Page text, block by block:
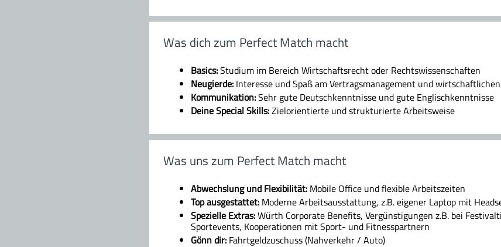
Was dich zum Perfect Match macht
Basics:Studium im Bereich Wirtschaftsrecht oder Rechtswissenschaften
Neugierde: Interesse und Spaß am Vertragsmanagement und
Kommunikation:Sehr gute Deutschkenntnisse und gute Englischkenntnisse
Deine Special Skills:Zielorientierte und strukturierte Arbeitsweise
Was uns zum Perfect Match macht
Abwechslung und Flexibilität: Mobile Office und flexible Arbeitszeiten
Top ausgestattet: Moderne Arbeitsausstattung, z.B. eigener Laptop mit
Spezielle Extras:Würth Corporate Benefits, Vergünstigungen z.B. bei
Sportevents, Kooperationen mit Sport- und Fitnesspartnern
Gönn dir: Fahrtgeldzuschuss (Nahverkehr / Auto)